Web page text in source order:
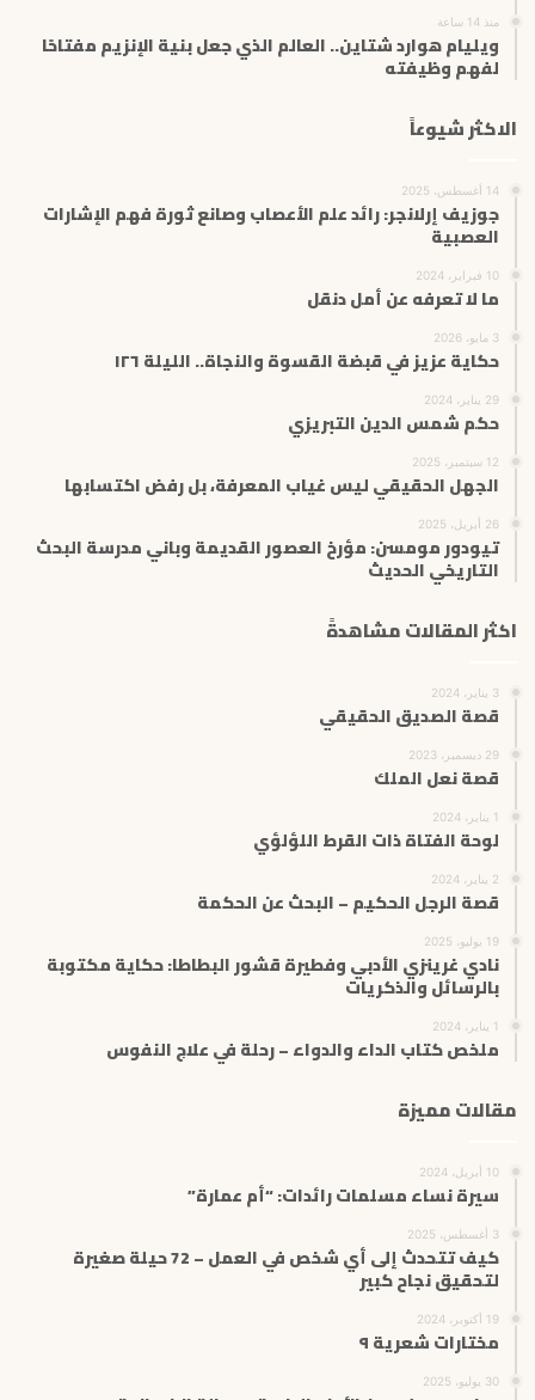
منذ 14 ساعة
ويليام هوارد شتاين.. العالم الذي جعل بنية الإنزيم مفتاحًا
لفهم وظيفته
الاكثر شيوعاً
14 أغسطس، 2025
جوزيف إرلانجر: رائد علم الأعصاب وصانع ثورة فهم الإشارات
العصبية
10 فبراير، 2024
ما لا تعرفه عن أمل دنقل
3 مايو، 2026
حكاية عزيز في قبضة القسوة والنجاة.. الليلة ١٢٦
29 يناير، 2024
حكم شمس الدين التبريزي
12 سبتمبر، 2025
الجهل الحقيقي ليس غياب المعرفة، بل رفض اكتسابها
26 أبريل، 2025
تيودور مومسن: مؤرخ العصور القديمة وباني مدرسة البحث
التاريخي الحديث
اكثر المقالات مشاهدةً
3 يناير، 2024
قصة الصديق الحقيقي
29 ديسمبر، 2023
قصة نعل الملك
1 يناير، 2024
لوحة الفتاة ذات القرط اللؤلؤي
2 يناير، 2024
قصة الرجل الحكيم – البحث عن الحكمة
19 يوليو، 2025
نادي غرينزي الأدبي وفطيرة قشور البطاطا: حكاية مكتوبة
بالرسائل والذكريات
1 يناير، 2024
ملخص كتاب الداء والدواء – رحلة في علاج النفوس
مقالات مميزة
10 أبريل، 2024
سيرة نساء مسلمات رائدات: “أم عمارة”
3 أغسطس، 2025
كيف تتحدث إلى أي شخص في العمل – 72 حيلة صغيرة
لتحقيق نجاح كبير
19 أكتوبر، 2024
مختارات شعرية ٩
30 يوليو، 2025